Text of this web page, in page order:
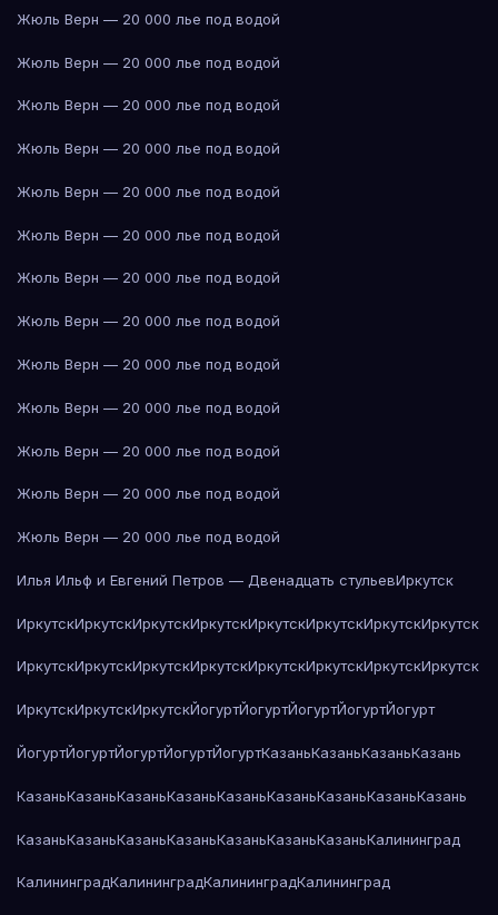
Жюль Верн — 20 000 лье под водой
Жюль Верн — 20 000 лье под водой
Жюль Верн — 20 000 лье под водой
Жюль Верн — 20 000 лье под водой
Жюль Верн — 20 000 лье под водой
Жюль Верн — 20 000 лье под водой
Жюль Верн — 20 000 лье под водой
Жюль Верн — 20 000 лье под водой
Жюль Верн — 20 000 лье под водой
Жюль Верн — 20 000 лье под водой
Жюль Верн — 20 000 лье под водой
Жюль Верн — 20 000 лье под водой
Жюль Верн — 20 000 лье под водой
Илья Ильф и Евгений Петров — Двенадцать стульевИркутск
ИркутскИркутскИркутскИркутскИркутскИркутскИркутскИркутск
ИркутскИркутскИркутскИркутскИркутскИркутскИркутскИркутск
ИркутскИркутскИркутскЙогуртЙогуртЙогуртЙогуртЙогурт
ЙогуртЙогуртЙогуртЙогуртЙогуртКазаньКазаньКазаньКазань
КазаньКазаньКазаньКазаньКазаньКазаньКазаньКазаньКазань
КазаньКазаньКазаньКазаньКазаньКазаньКазаньКалининград
КалининградКалининградКалининградКалининград